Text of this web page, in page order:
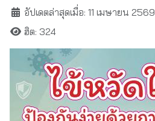
อัปเดตล่าสุดเมื่อ: 11 เมษายน 2569
ฮิต: 324